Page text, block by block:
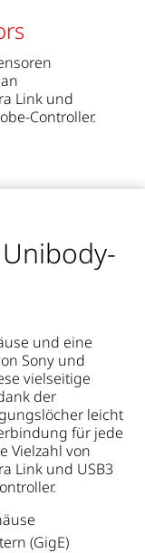
Link und
Controller.
und eine
Sony und
vielseitige
der
leicht
für jede
Vielzahl von
Link und USB3
(GigE)